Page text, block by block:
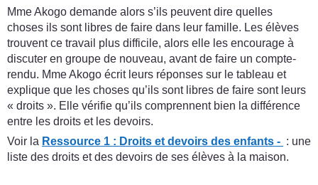
Mme Akogo demande alors s’ils peuvent dire quelles
choses ils sont libres de faire dans leur famille. Les élèves
trouvent ce travail plus difficile, alors elle les encourage à
discuter en groupe de nouveau, avant de faire un compte-
rendu. Mme Akogo écrit leurs réponses sur le tableau et
explique que les choses qu’ils sont libres de faire sont leurs
« droits ». Elle vérifie qu’ils comprennent bien la différence
entre les droits et les devoirs.
Voir la Ressource 1 : Droits et devoirs des enfants - : une
liste des droits et des devoirs de ses élèves à la maison.